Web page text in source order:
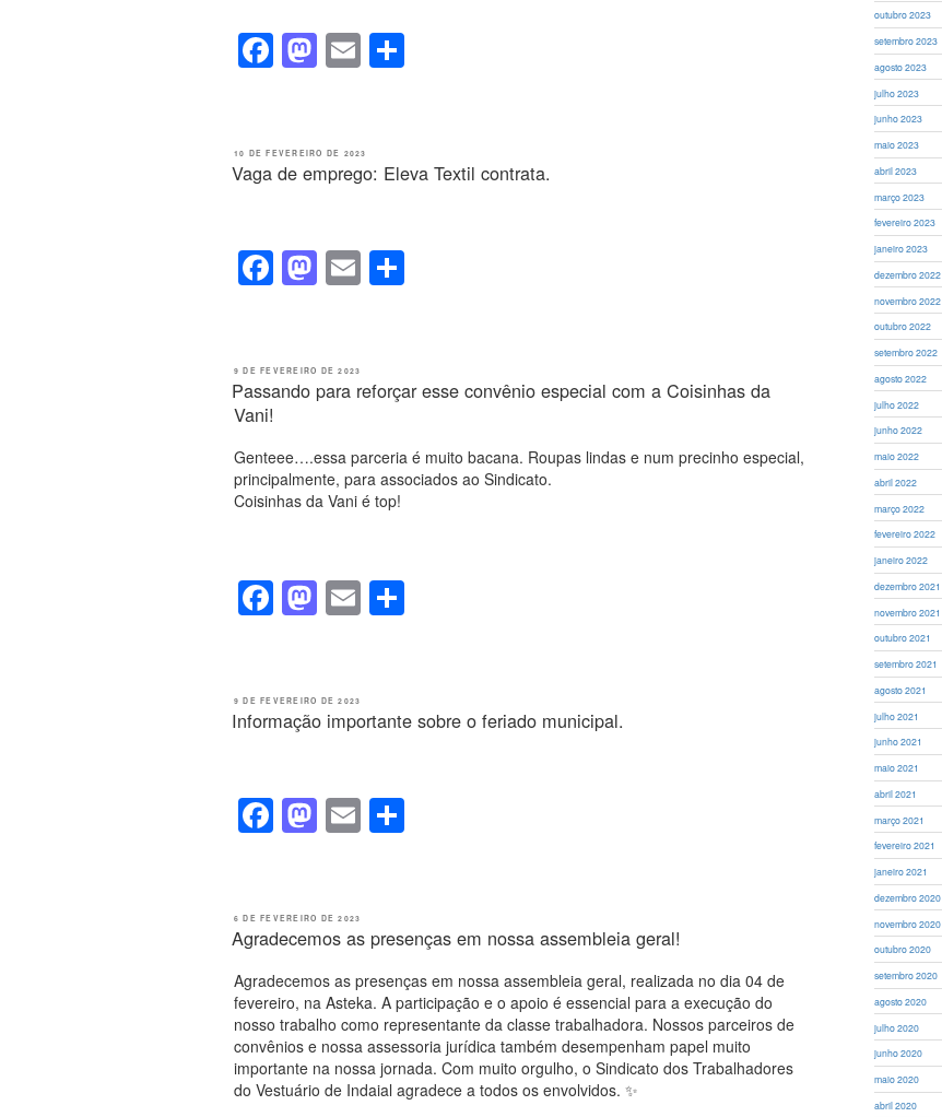
o
k
n
F
e
b
o
k
M
o
d
n
E
PUBLICADO
10 DE FEVEREIRO DE 2023
Vaga de emprego: Eleva Textil contrata.
F
e
b
o
o
k
M
o
d
o
n
E
e
PUBLICADO
9 DE FEVEREIRO DE 2023
Passando para reforçar esse convênio especial com a Coisinhas da
Vani!
Genteee….essa parceria é muito bacana. Roupas lindas e num precinho especial,
principalmente, para associados ao Sindicato.
Coisinhas da Vani é top!
F
e
b
o
k
M
o
d
n
E
PUBLICADO
9 DE FEVEREIRO DE 2023
Informação importante sobre o feriado municipal.
F
e
b
o
o
k
M
o
d
o
n
E
PUBLICADO
6 DE FEVEREIRO DE 2023
Agradecemos as presenças em nossa assembleia geral!
Agradecemos as presenças em nossa assembleia geral, realizada no dia 04 de
fevereiro, na Asteka. A participação e o apoio é essencial para a execução do
nosso trabalho como representante da classe trabalhadora. Nossos parceiros de
convênios e nossa assessoria jurídica também desempenham papel muito
importante na nossa jornada. Com muito orgulho, o Sindicato dos Trabalhadores
do Vestuário de Indaial agradece a todos os envolvidos. ✨
outubro 2023
setembro 2023
agosto 2023
julho 2023
junho 2023
maio 2023
abril 2023
março 2023
fevereiro 2023
janeiro 2023
dezembro 2022
novembro 2022
outubro 2022
setembro 2022
agosto 2022
julho 2022
junho 2022
maio 2022
abril 2022
março 2022
fevereiro 2022
janeiro 2022
dezembro 2021
novembro 2021
outubro 2021
setembro 2021
agosto 2021
julho 2021
junho 2021
maio 2021
abril 2021
março 2021
fevereiro 2021
janeiro 2021
dezembro 2020
novembro 2020
outubro 2020
setembro 2020
agosto 2020
julho 2020
junho 2020
maio 2020
abril 2020